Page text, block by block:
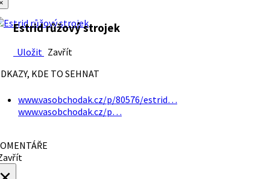
Estrid růžový strojek
Uložit Zavřít
KDE TO SEHNAT
www.vasobchodak.cz/p/80576/estrid…
www.vasobchodak.cz/p…